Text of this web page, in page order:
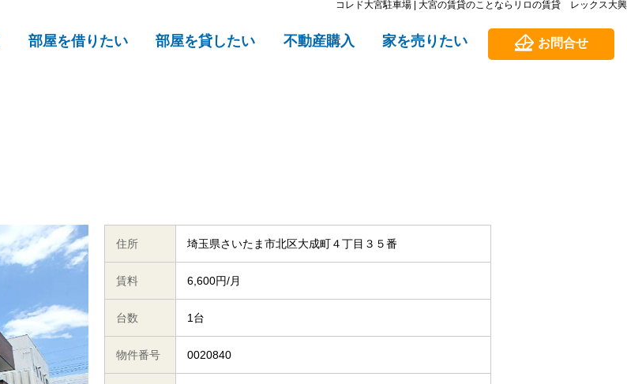
コレド大宮駐車場 | 大宮の賃貸のことならリロの賃貸 レックス大興
部屋を借りたい 部屋を貸したい 不動産購入 家を売りたい お問合せ
住所 埼玉県さいたま市北区大成町４丁目３５番
賃料 6,600円/月
台数 1台
物件番号 0020840